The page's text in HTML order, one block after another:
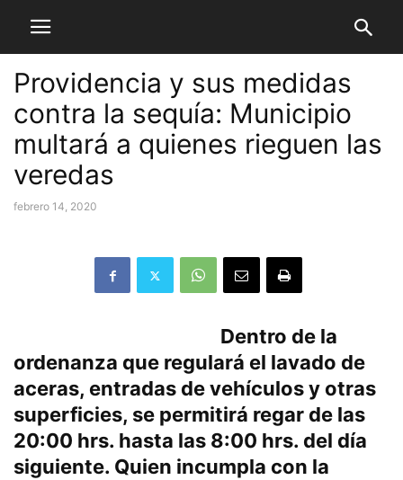
Providencia y sus medidas
contra la sequía: Municipio
multará a quienes rieguen las
veredas
febrero 14, 2020
Dentro de la
ordenanza que regulará el lavado de
aceras, entradas de vehículos y otras
superficies, se permitirá regar de las
20:00 hrs. hasta las 8:00 hrs. del día
siguiente. Quien incumpla con la